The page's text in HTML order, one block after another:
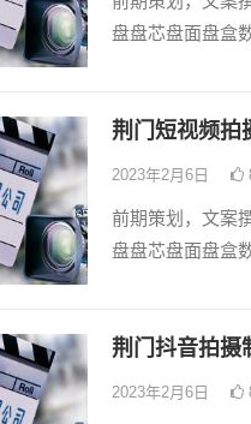
盘盘芯盘面盘盒
荆门短视频拍
2023年2月6日
前期策划，文案
盘盘芯盘面盘盒
荆门抖音拍摄
2023年2月6日